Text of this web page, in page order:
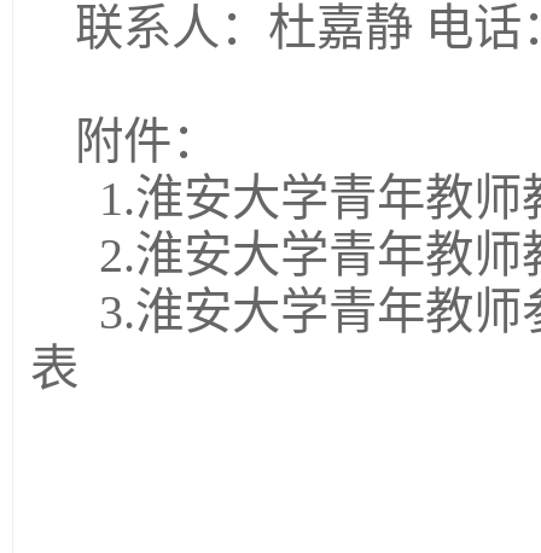
联系人：杜嘉静 电话
附件：
1.淮安大学青年教
2.淮安大学青年教
3.淮安大学青年教
表